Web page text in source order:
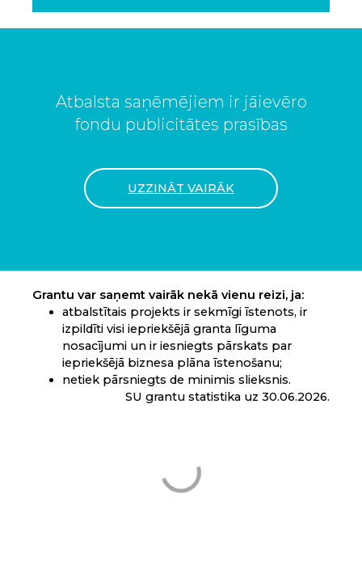
Atbalsta saņēmējiem ir jāievēro
fondu publicitātes prasības
UZZINĀT VAIRĀK
Grantu var saņemt vairāk nekā vienu reizi, ja:
atbalstītais projekts ir sekmīgi īstenots, ir
izpildīti visi iepriekšējā granta līguma
nosacījumi un ir iesniegts pārskats par
iepriekšējā biznesa plāna īstenošanu;
netiek pārsniegts de minimis slieksnis.
SU grantu statistika uz 30.06.2026.